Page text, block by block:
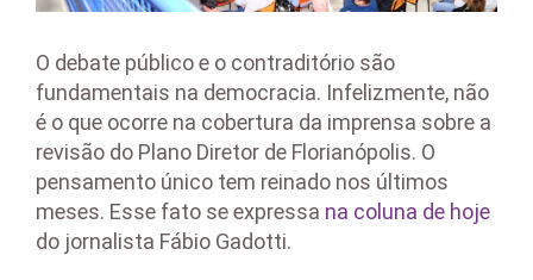
O debate público e o contraditório são
fundamentais na democracia. Infelizmente, não
é o que ocorre na cobertura da imprensa sobre a
revisão do Plano Diretor de Florianópolis. O
pensamento único tem reinado nos últimos
meses. Esse fato se expressa na coluna de hoje
do jornalista Fábio Gadotti.